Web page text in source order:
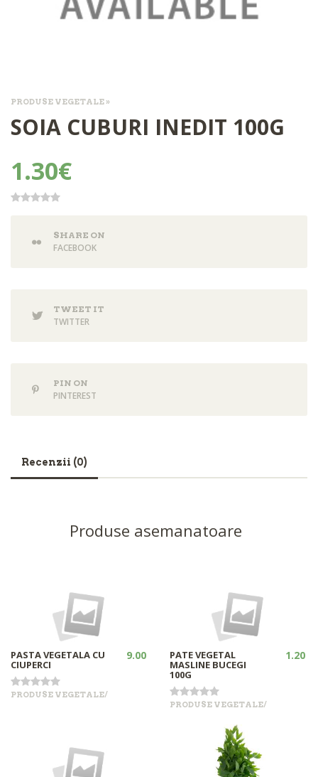
PRODUSE VEGETALE »
SOIA CUBURI INEDIT 100G
1.30€
SHARE ON
FACEBOOK
TWEET IT
TWITTER
PIN ON
PINTEREST
Recenzii (0)
Produse asemanatoare
PASTA VEGETALA CU
CIUPERCI
9.00
PRODUSE VEGETALE/
PATE VEGETAL
MASLINE BUCEGI
100G
1.20
PRODUSE VEGETALE/